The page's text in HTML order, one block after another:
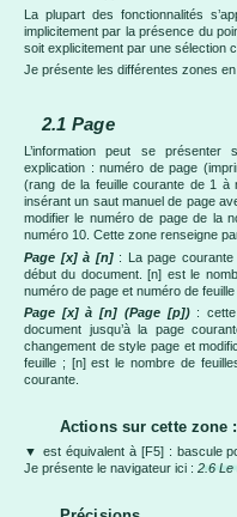
La plupart des fonctionnalités
implicitement par la présence du
soit explicitement par une sélection
Je présente les différentes zones
2.1 Page
L’information peut se
explication : numéro de page
(rang de la feuille courante de 1 à
insérant un saut manuel de page
modifier le numéro de page de la
numéro 10. Cette zone renseigne
Page [x] à [n] : La page
début du document. [n] est le
numéro de page et numéro de feuille
Page [x] à [n] (Page [p]): cette
document jusqu’à la page
changement de style page et
feuille ; [n] est le nombre de
courante.
Actions sur cette zone :
▼ est équivalent à [F5] : bascule
Je présente le navigateur ici : 2.6 Le